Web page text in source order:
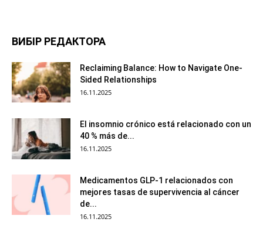
ВИБІР РЕДАКТОРА
Reclaiming Balance: How to Navigate One-
Sided Relationships
16.11.2025
El insomnio crónico está relacionado con un
40 % más de...
16.11.2025
Medicamentos GLP-1 relacionados con
mejores tasas de supervivencia al cáncer
de...
16.11.2025